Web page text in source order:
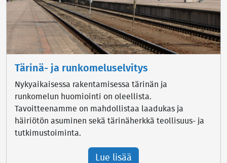
Tärinä- ja runkomeluselvitys
Nykyaikaisessa rakentamisessa tärinän ja
runkomelun huomiointi on oleellista.
Tavoitteenamme on mahdollistaa laadukas ja
häiriötön asuminen sekä tärinäherkkä teollisuus- ja
tutkimustoiminta.
Lue lisää